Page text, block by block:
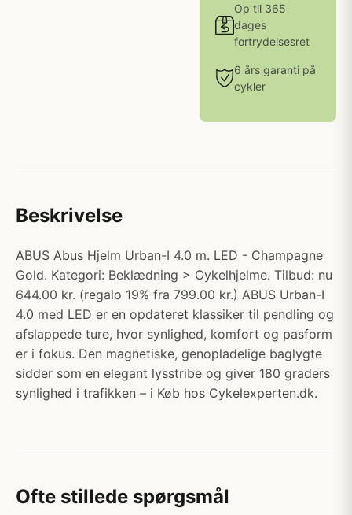
Op til 365
dages
fortrydelsesret
6 års garanti på
cykler
Beskrivelse
ABUS Abus Hjelm Urban-I 4.0 m. LED - Champagne
Gold. Kategori: Beklædning > Cykelhjelme. Tilbud: nu
644.00 kr. (regalo 19% fra 799.00 kr.) ABUS Urban-I
4.0 med LED er en opdateret klassiker til pendling og
afslappede ture, hvor synlighed, komfort og pasform
er i fokus. Den magnetiske, genopladelige baglygte
sidder som en elegant lysstribe og giver 180 graders
synlighed i trafikken – i Køb hos Cykelexperten.dk.
Ofte stillede spørgsmål